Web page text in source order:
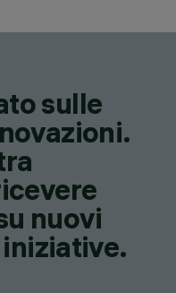
sulle
nuovi